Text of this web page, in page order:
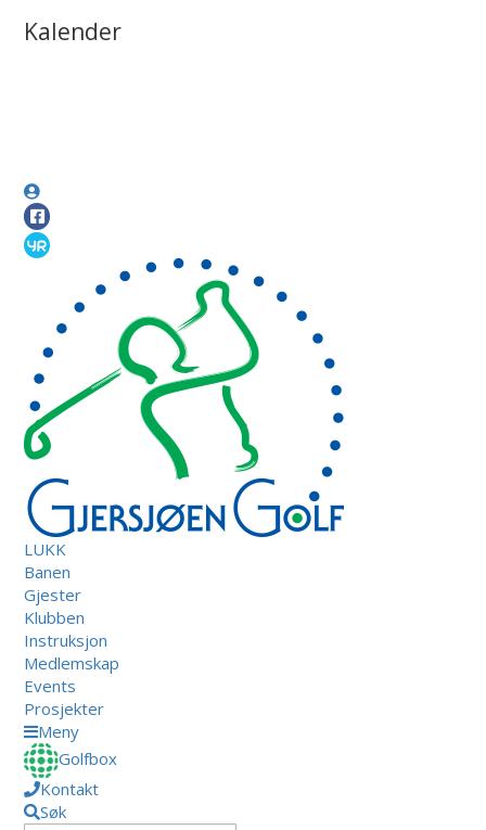
Kalender
LUKK
Banen
Gjester
Klubben
Instruksjon
Medlemskap
Events
Prosjekter
Meny
Golfbox
Kontakt
Søk